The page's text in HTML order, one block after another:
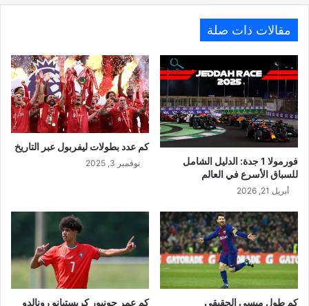
مقالات ذات صلة
فورمولا 1 جدة: الدليل الشامل
للسباق الأسرع في العالم
أبريل 21, 2026
كم عدد بطولات ليفربول عبر التاريخ
نوفمبر 3, 2025
كم طول ميسي الحقيقي كم عمر جونيور كريستيانو رونالدو